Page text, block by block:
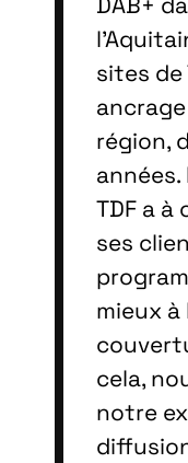
DAB+
sites de
région,
années.
TDF a
ses
mieux
cela,
notre